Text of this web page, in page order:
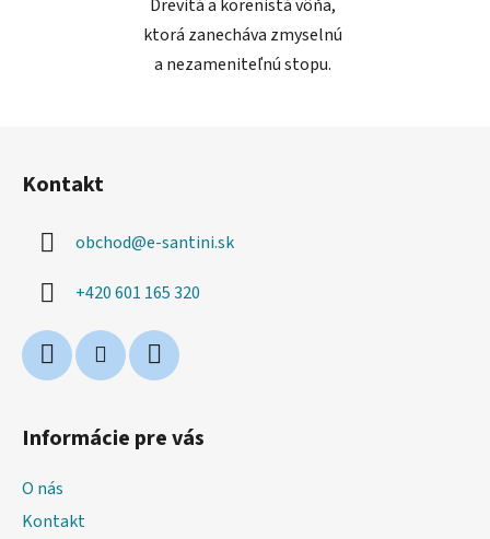
Drevitá a korenistá vôňa,
ktorá zanecháva zmyselnú
a nezameniteľnú stopu.
Kontakt
obchod@e-santini.sk
+420 601 165 320
Informácie pre vás
O nás
Kontakt